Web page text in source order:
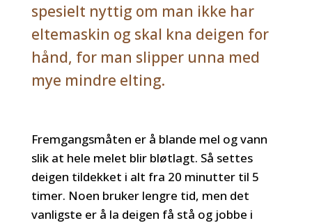
spesielt nyttig om man ikke har
eltemaskin og skal kna deigen for
hånd, for man slipper unna med
mye mindre elting.
Fremgangsmåten er å blande mel og vann
slik at hele melet blir bløtlagt. Så settes
deigen tildekket i alt fra 20 minutter til 5
timer. Noen bruker lengre tid, men det
vanligste er å la deigen få stå og jobbe i